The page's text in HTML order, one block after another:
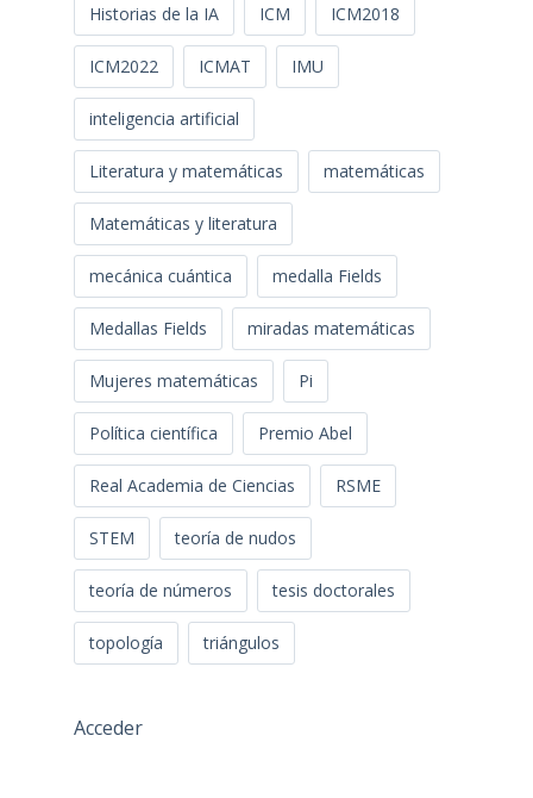
Historias de la IA ICM ICM2018
ICM2022 ICMAT IMU
inteligencia artificial
Literatura y matemáticas matemáticas
Matemáticas y literatura
mecánica cuántica medalla Fields
Medallas Fields miradas matemáticas
Mujeres matemáticas Pi
Política científica Premio Abel
Real Academia de Ciencias RSME
STEM teoría de nudos
teoría de números tesis doctorales
topología triángulos
Acceder